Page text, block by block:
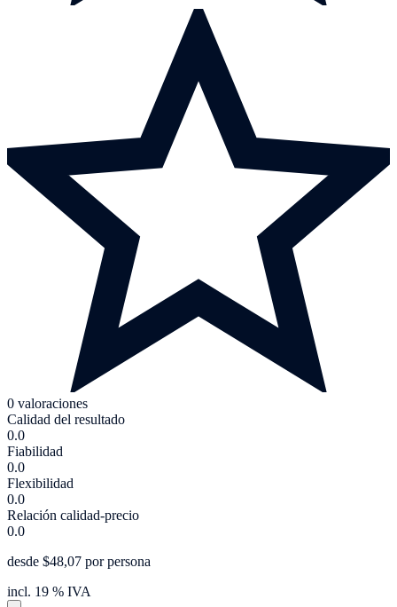
0 valoraciones
Calidad del resultado
0.0
Fiabilidad
0.0
Flexibilidad
0.0
Relación calidad-precio
0.0
desde $48,07 por persona
incl. 19 % IVA